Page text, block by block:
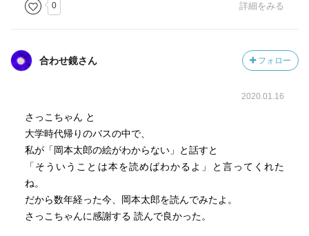
0 詳細をみる
合わせ鏡さん フォロー
2020.01.16
さっこちゃん と
大学時代帰りのバスの中で、
私が「岡本太郎の絵がわからない」と話すと
「そういうことは本を読めばわかるよ」と言ってくれた
ね。
だから数年経った今、岡本太郎を読んでみたよ。
さっこちゃんに感謝する 読んで良かった。